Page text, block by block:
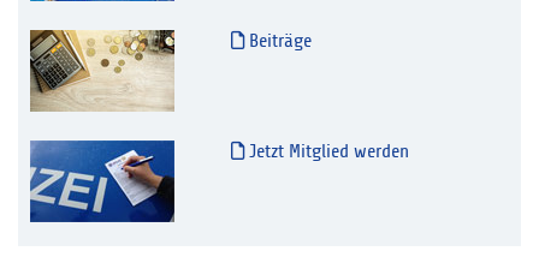
Beiträge
Jetzt Mitglied werden